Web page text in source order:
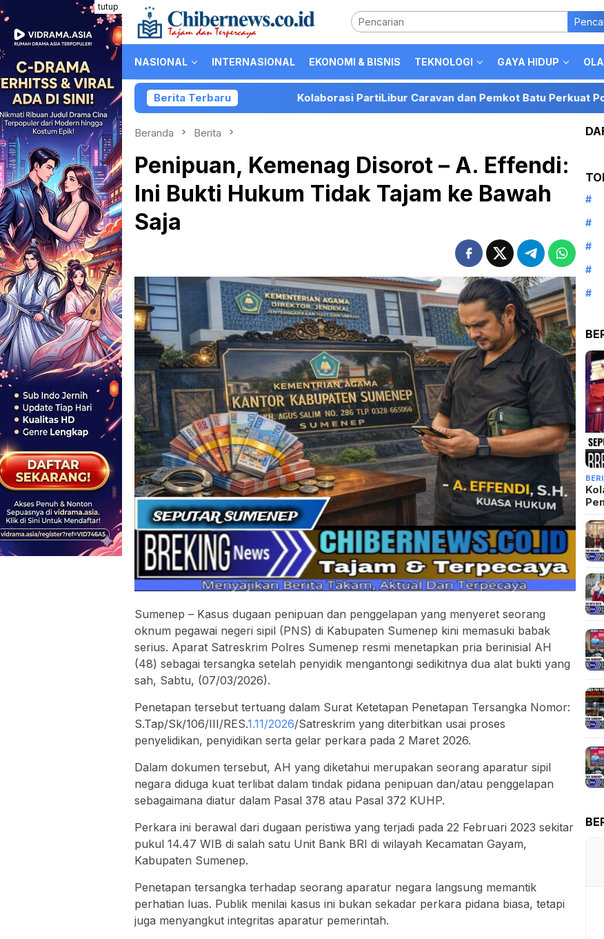
Loncat
ke
konten
tutup
NASIONAL INTERNASIONAL EKONOMI & BISNIS TEKNOLOGI GAYA HIDUP
Berita TerbaruKolaborasi PartiLibur Caravan dan Pemkot Batu Perkuat Posisi Kota Batu
Beranda Berita
Penipuan, Kemenag Disorot – A. Effendi:
Ini Bukti Hukum Tidak Tajam ke Bawah
Saja
Sumenep – Kasus dugaan penipuan dan penggelapan yang menyeret seorang
oknum pegawai negeri sipil (PNS) di Kabupaten Sumenep kini memasuki babak
serius. Aparat Satreskrim Polres Sumenep resmi menetapkan pria berinisial AH
(48) sebagai tersangka setelah penyidik mengantongi sedikitnya dua alat bukti yang
sah, Sabtu, (07/03/2026).
Penetapan tersebut tertuang dalam Surat Ketetapan Penetapan Tersangka Nomor:
S.Tap/Sk/106/III/RES.1.11/2026/Satreskrim yang diterbitkan usai proses
penyelidikan, penyidikan serta gelar perkara pada 2 Maret 2026.
Dalam dokumen tersebut, AH yang diketahui merupakan seorang aparatur sipil
negara diduga kuat terlibat dalam tindak pidana penipuan dan/atau penggelapan
sebagaimana diatur dalam Pasal 378 atau Pasal 372 KUHP.
Perkara ini berawal dari dugaan peristiwa yang terjadi pada 22 Februari 2023 sekitar
pukul 14.47 WIB di salah satu Unit Bank BRI di wilayah Kecamatan Gayam,
Kabupaten Sumenep.
Penetapan tersangka terhadap seorang aparatur negara langsung memantik
perhatian luas. Publik menilai kasus ini bukan sekadar perkara pidana biasa, tetapi
juga menyangkut integritas aparatur pemerintah.